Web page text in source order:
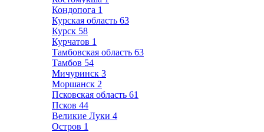
Кондопога 1
Курская область 63
Курск 58
Курчатов 1
Тамбовская область 63
Тамбов 54
Мичуринск 3
Моршанск 2
Псковская область 61
Псков 44
Великие Луки 4
Остров 1